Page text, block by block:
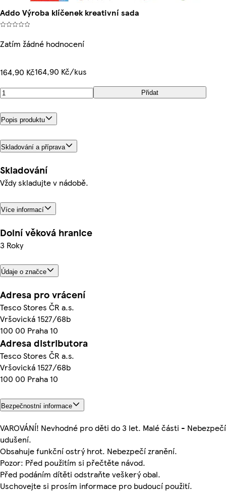
Addo Výroba klíčenek kreativní sada
Zatím žádné hodnocení
164,90 Kč164,90 Kč/kus
Přidat
Popis produktu
Skladování a příprava
Skladování
Vždy skladujte v nádobě.
Více informací
Dolní věková hranice
3 Roky
Údaje o značce
Adresa pro vrácení
Tesco Stores ČR a.s.
Vršovická 1527/68b
100 00 Praha 10
Adresa distributora
Tesco Stores ČR a.s.
Vršovická 1527/68b
100 00 Praha 10
Bezpečnostní informace
VAROVÁNÍ! Nevhodné pro děti do 3 let. Malé části - Nebezpečí
udušení.
Obsahuje funkční ostrý hrot. Nebezpečí zranění.
Pozor: Před použitím si přečtěte návod.
Před podáním dítěti odstraňte veškerý obal.
Uschovejte si prosím informace pro budoucí použití.